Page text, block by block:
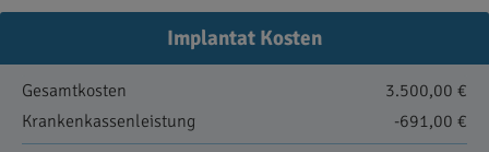
Implantat Kosten
Gesamtkosten
3.500,00 €
Krankenkassenleistung
-691,00 €